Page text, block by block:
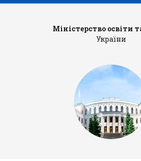
Міністерство освіти
України